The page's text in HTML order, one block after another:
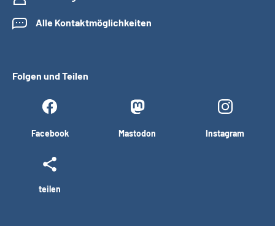
Alle Kontaktmöglichkeiten
Folgen und Teilen
Facebook Mastodon Instagram
teilen